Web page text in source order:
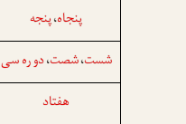
پنجاه،پنجه
شست،شصت،دو ره سی
هفتاد